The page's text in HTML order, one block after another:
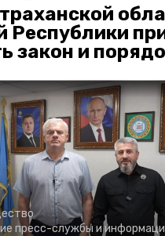
Республики
закон и
пресс-службы и